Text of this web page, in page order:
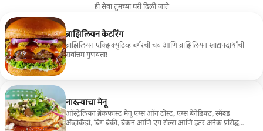
ही सेवा तुमच्या घरी दिली जाते
ब्राझिलियन केटरिंग
ब्राझिलियन एक्झिक्युटिव्ह बर्गरची चव आणि ब्राझिलियन खाद्यपदार्थांची
सर्वोत्तम गुणवत्ता!
नाश्त्याचा मेनू
ऑस्ट्रेलियन ब्रेकफास्ट मेनू एग्स ऑन टोस्ट, एग्स बेनेडिक्ट, स्मॅश्ड
ॲव्होकॅडो, बिग ब्रेकी, बेकन आणि एग रोल्स आणि इतर अनेक प्रसिद्ध